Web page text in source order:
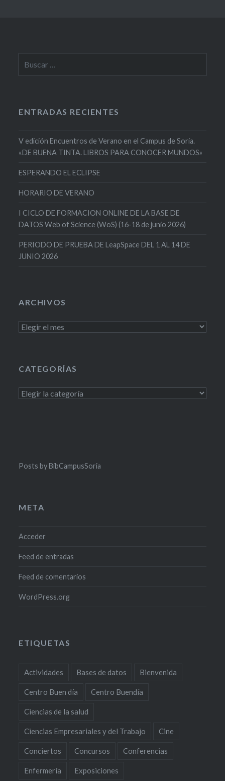
ENTRADAS RECIENTES
V edición Encuentros de Verano en el Campus de Soria.
«DE BUENA TINTA. LIBROS PARA CONOCER MUNDOS»
ESPERANDO EL ECLIPSE
HORARIO DE VERANO
I CICLO DE FORMACION ONLINE DE LA BASE DE
DATOS Web of Science (WoS) (16-18 de junio 2026)
PERIODO DE PRUEBA DE LeapSpace DEL 1 AL 14 DE
JUNIO 2026
ARCHIVOS
Archivos
CATEGORÍAS
Categorías
Posts by BibCampusSoria
META
Acceder
Feed de entradas
Feed de comentarios
WordPress.org
ETIQUETAS
Actividades Bases de datos Bienvenida
Centro Buen día Centro Buendía
Ciencias de la salud
Ciencias Empresariales y del Trabajo Cine
Conciertos Concursos Conferencias
Enfermería Exposiciones